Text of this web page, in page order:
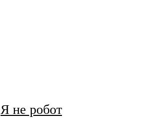
Я не робот